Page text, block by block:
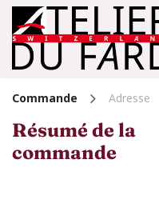
Se rendre au contenu
Commande Adresse
Résumé de la
commande